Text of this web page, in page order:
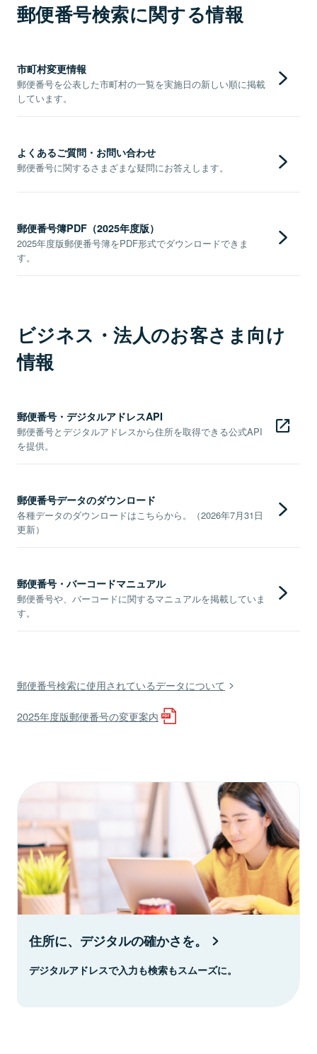
郵便番号検索に関する情報
市町村変更情報
郵便番号を公表した市町村の一覧を実施日の新しい順に掲載
しています。
よくあるご質問・お問い合わせ
郵便番号に関するさまざまな疑問にお答えします。
郵便番号簿PDF（2025年度版）
2025年度版郵便番号簿をPDF形式でダウンロードできま
す。
ビジネス・法人のお客さま向け
情報
郵便番号・デジタルアドレスAPI
郵便番号とデジタルアドレスから住所を取得できる公式API
を提供。
郵便番号データのダウンロード
各種データのダウンロードはこちらから。（2026年7月31日
更新）
郵便番号・バーコードマニュアル
郵便番号や、バーコードに関するマニュアルを掲載していま
す。
郵便番号検索に使用されているデータについて
2025年度版郵便番号の変更案内
住所に、デジタルの確かさを。
デジタルアドレスで入力も検索もスムーズに。